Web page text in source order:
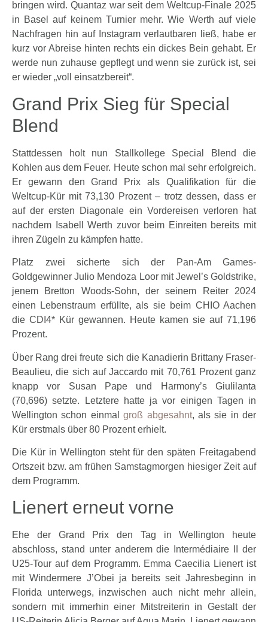
bringen wird. Quantaz war seit dem Weltcup-Finale 2025
in Basel auf keinem Turnier mehr. Wie Werth auf viele
Nachfragen hin auf Instagram verlautbaren ließ, habe er
kurz vor Abreise hinten rechts ein dickes Bein gehabt. Er
werde nun zuhause gepflegt und wenn sie zurück ist, sei
er wieder „voll einsatzbereit“.
Grand Prix Sieg für Special
Blend
Stattdessen holt nun Stallkollege Special Blend die
Kohlen aus dem Feuer. Heute schon mal sehr erfolgreich.
Er gewann den Grand Prix als Qualifikation für die
Weltcup-Kür mit 73,130 Prozent – trotz dessen, dass er
auf der ersten Diagonale ein Vordereisen verloren hat
nachdem Isabell Werth zuvor beim Einreiten bereits mit
ihren Zügeln zu kämpfen hatte.
Platz zwei sicherte sich der Pan-Am Games-
Goldgewinner Julio Mendoza Loor mit Jewel’s Goldstrike,
jenem Bretton Woods-Sohn, der seinem Reiter 2024
einen Lebenstraum erfüllte, als sie beim CHIO Aachen
die CDI4* Kür gewannen. Heute kamen sie auf 71,196
Prozent.
Über Rang drei freute sich die Kanadierin Brittany Fraser-
Beaulieu, die sich auf Jaccardo mit 70,761 Prozent ganz
knapp vor Susan Pape und Harmony’s Giulilanta
(70,696) setzte. Letztere hatte ja vor einigen Tagen in
Wellington schon einmalgroß abgesahnt, als sie in der
Kür erstmals über 80 Prozent erhielt.
Die Kür in Wellington steht für den späten Freitagabend
Ortszeit bzw. am frühen Samstagmorgen hiesiger Zeit auf
dem Programm.
Lienert erneut vorne
Ehe der Grand Prix den Tag in Wellington heute
abschloss, stand unter anderem die Intermédiaire II der
U25-Tour auf dem Programm. Emma Caecilia Lienert ist
mit Windermere J’Obei ja bereits seit Jahresbeginn in
Florida unterwegs, inzwischen auch nicht mehr allein,
sondern mit immerhin einer Mitstreiterin in Gestalt der